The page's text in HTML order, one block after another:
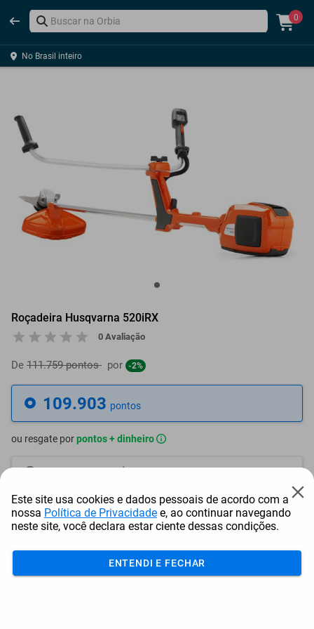
0
No Brasil inteiro
Roçadeira Husqvarna 520iRX
0 Avaliação
De 111.759 pontos por -2%
109.903 pontos
ou resgate porpontos + dinheiro
98.913 + R$ 505,54
93.418 pontos + R$ 758,31
87.923 pontos + R$ 1.011,08
Este site usa cookies e dados pessoais de acordo com a
nossa Política de Privacidade e, ao continuar navegando
neste site, você declara estar ciente dessas condições.
ENTENDI E FECHAR